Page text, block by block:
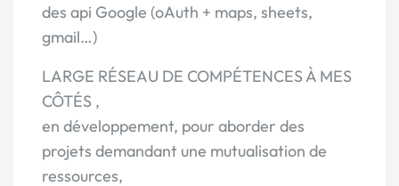
des api Google (oAuth + maps, sheets,
gmail…)
LARGE RÉSEAU DE COMPÉTENCES À MES
CÔTÉS ,
en développement, pour aborder des
projets demandant une mutualisation de
ressources,